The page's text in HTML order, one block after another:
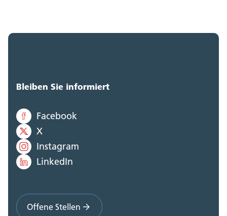
Bleiben Sie informiert
Facebook
X
Instagram
LinkedIn
Offene Stellen